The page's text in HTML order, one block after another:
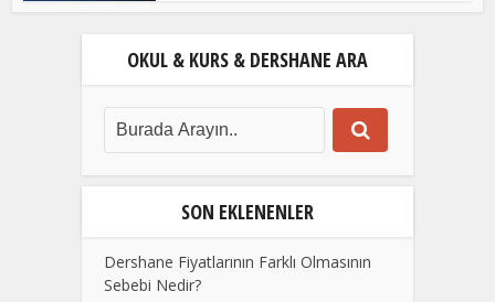
OKUL & KURS & DERSHANE ARA
SON EKLENENLER
Dershane Fiyatlarının Farklı Olmasının
Sebebi Nedir?